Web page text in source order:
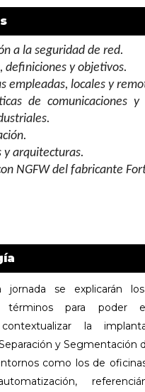
a la seguridad de red.
definiciones y objetivos.
empleadas, locales y
de comunicaciones
y arquitecturas.
NGFW del fabricante
jornada se explicarán
términos para poder
la
y Segmentación
como los de